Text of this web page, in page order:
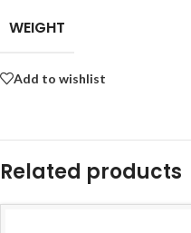
WEIGHT
Add to wishlist
Related products